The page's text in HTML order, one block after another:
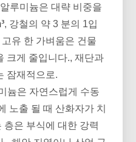
알루미늄은 대략 비중을
, 강철의 약 3 분의 1입
고유 한 가벼움은 건물
크게 줄입니다., 재단과
잠재적으로.
늄은 자연스럽게 수동
노출 될 때 산화자가 치
층은 부식에 대한 강력